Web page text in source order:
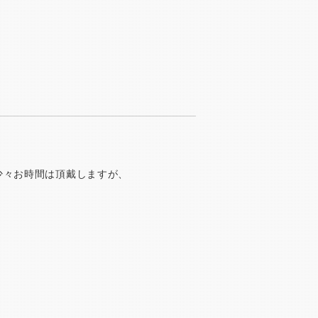
お時間は頂戴しますが、